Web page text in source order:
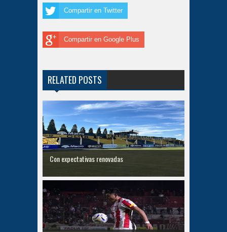
Compartir en Twitter
Compartir en Google Plus
RELATED POSTS
Con expectativas renovadas